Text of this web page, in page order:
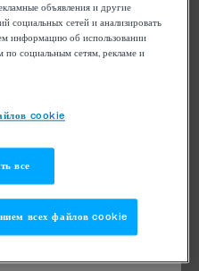
объявления и другие
социальных сетей и анализировать
информацию об использовании
по социальным сетям, рекламе и
cookie
все
всех файлов cookie